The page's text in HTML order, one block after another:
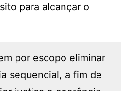
para alcançar o
por escopo eliminar
sequencial, a fim de